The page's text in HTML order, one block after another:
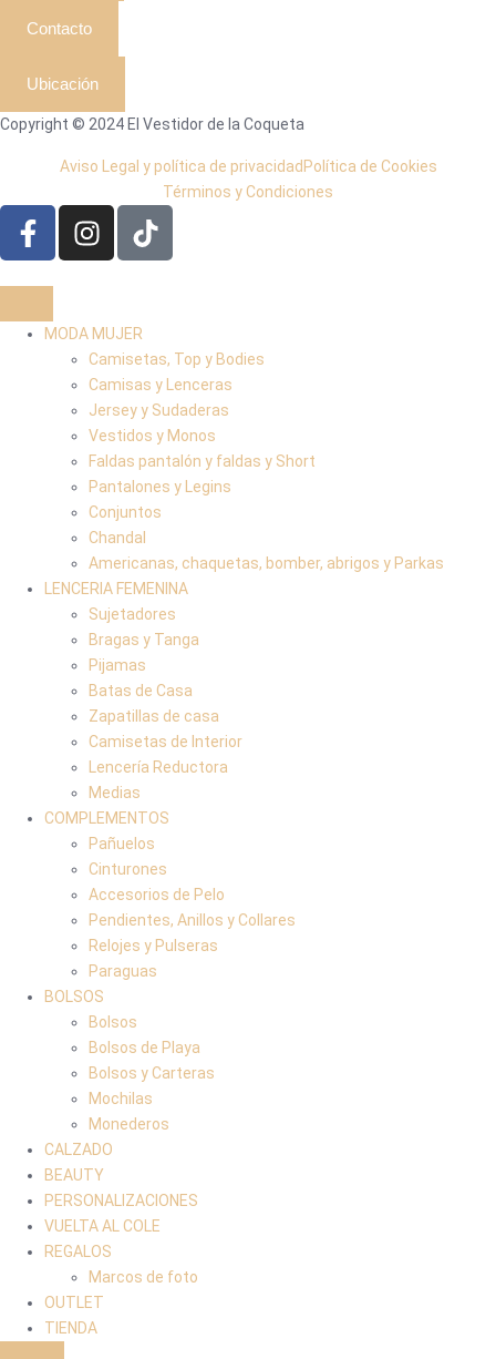
Contacto
Ubicación
Copyright © 2024 El Vestidor de la Coqueta
Aviso Legal y política de privacidad Política de Cookies
Términos y Condiciones
MODA MUJER
Camisetas, Top y Bodies
Camisas y Lenceras
Jersey y Sudaderas
Vestidos y Monos
Faldas pantalón y faldas y Short
Pantalones y Legins
Conjuntos
Chandal
Americanas, chaquetas, bomber, abrigos y Parkas
LENCERIA FEMENINA
Sujetadores
Bragas y Tanga
Pijamas
Batas de Casa
Zapatillas de casa
Camisetas de Interior
Lencería Reductora
Medias
COMPLEMENTOS
Pañuelos
Cinturones
Accesorios de Pelo
Pendientes, Anillos y Collares
Relojes y Pulseras
Paraguas
BOLSOS
Bolsos
Bolsos de Playa
Bolsos y Carteras
Mochilas
Monederos
CALZADO
BEAUTY
PERSONALIZACIONES
VUELTA AL COLE
REGALOS
Marcos de foto
OUTLET
TIENDA